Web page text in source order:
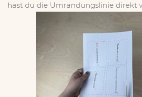
hast du die Umrandungslinie direkt